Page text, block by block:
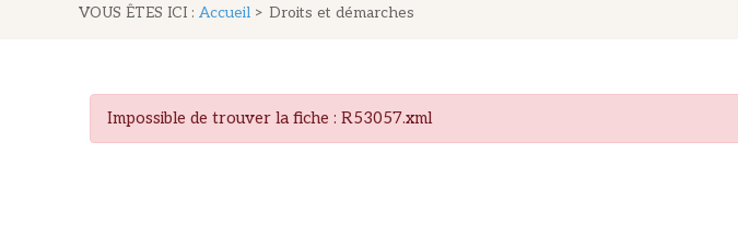
VOUS ÊTES ICI : Accueil > Droits et démarches
Impossible de trouver la fiche : R53057.xml